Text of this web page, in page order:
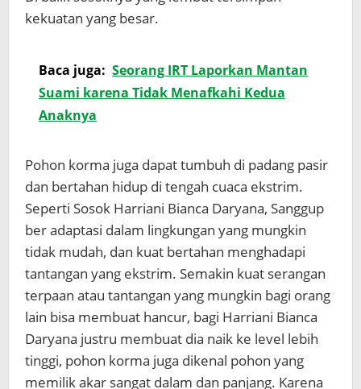
kekuatan yang besar.
Baca juga: Seorang IRT Laporkan Mantan
Suami karena Tidak Menafkahi Kedua
Anaknya
Pohon korma juga dapat tumbuh di padang pasir
dan bertahan hidup di tengah cuaca ekstrim.
Seperti Sosok Harriani Bianca Daryana, Sanggup
ber adaptasi dalam lingkungan yang mungkin
tidak mudah, dan kuat bertahan menghadapi
tantangan yang ekstrim. Semakin kuat serangan
terpaan atau tantangan yang mungkin bagi orang
lain bisa membuat hancur, bagi Harriani Bianca
Daryana justru membuat dia naik ke level lebih
tinggi, pohon korma juga dikenal pohon yang
memilik akar sangat dalam dan panjang. Karena